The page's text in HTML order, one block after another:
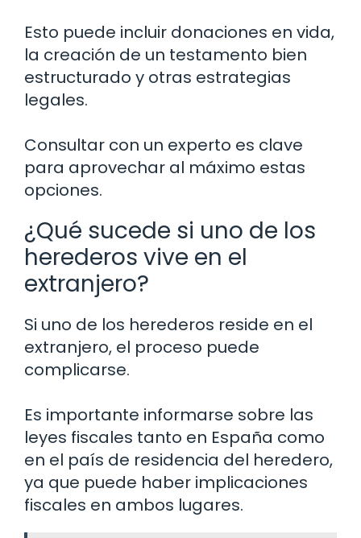
Esto puede incluir donaciones en vida,
la creación de un testamento bien
estructurado y otras estrategias
legales.
Consultar con un experto es clave
para aprovechar al máximo estas
opciones.
¿Qué sucede si uno de los
herederos vive en el
extranjero?
Si uno de los herederos reside en el
extranjero, el proceso puede
complicarse.
Es importante informarse sobre las
leyes fiscales tanto en España como
en el país de residencia del heredero,
ya que puede haber implicaciones
fiscales en ambos lugares.